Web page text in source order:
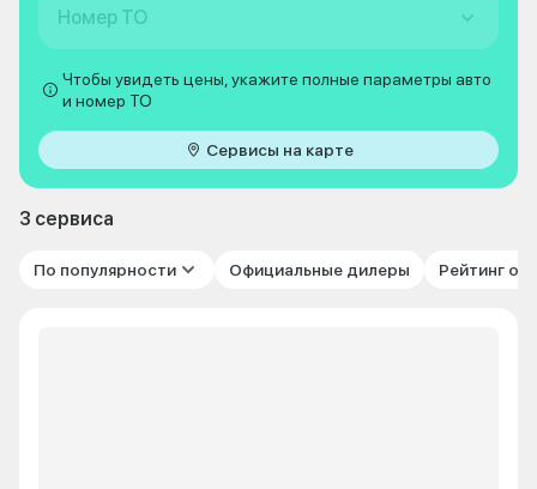
Номер ТО
Чтобы увидеть цены, укажите полные параметры авто
и номер ТО
Сервисы на карте
3 сервиса
По популярности Официальные дилеры Рейтинг